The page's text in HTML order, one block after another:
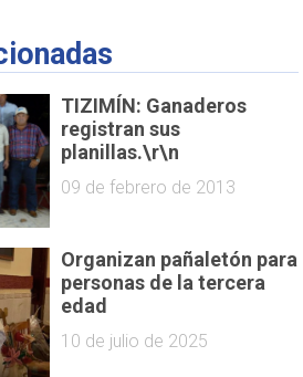
TIZIMÍN: Ganaderos
registran sus
planillas.\r\n
09 de febrero de 2013
Organizan pañaletón para
personas de la tercera
edad
10 de julio de 2025